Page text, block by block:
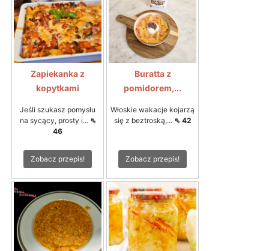
Zapiekanka z
kopytkami
Jeśli szukasz pomysłu
na sycący, prosty i... ⇖
46
Zobacz przepis!
Buratta z
pomidorem,...
Włoskie wakacje kojarzą
się z beztroską,... ⇖ 42
Zobacz przepis!